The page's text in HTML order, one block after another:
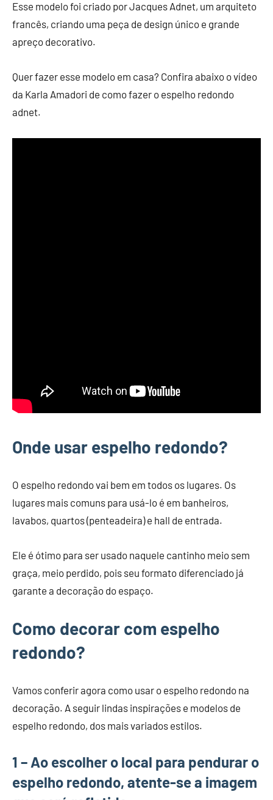
Esse modelo foi criado por Jacques Adnet, um arquiteto
francês, criando uma peça de design único e grande
apreço decorativo.
Quer fazer esse modelo em casa? Confira abaixo o vídeo
da Karla Amadori de como fazer o espelho redondo
adnet.
Onde usar espelho redondo?
O espelho redondo vai bem em todos os lugares. Os
lugares mais comuns para usá-lo é em banheiros,
lavabos, quartos (penteadeira) e hall de entrada.
Ele é ótimo para ser usado naquele cantinho meio sem
graça, meio perdido, pois seu formato diferenciado já
garante a decoração do espaço.
Como decorar com espelho
redondo?
Vamos conferir agora como usar o espelho redondo na
decoração. A seguir lindas inspirações e modelos de
espelho redondo, dos mais variados estilos.
1 – Ao escolher o local para pendurar o
espelho redondo, atente-se a imagem